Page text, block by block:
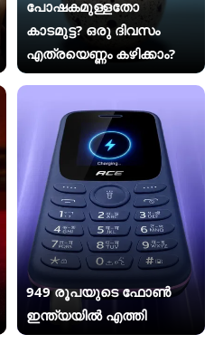
പോഷകമുള്ളതോ
കാടമുട്ട? ഒരു ദിവസം
എത്രയെണ്ണം കഴിക്കാം?
949 രൂപയുടെ ഫോൺ
ഇന്ത്യയിൽ എത്തി